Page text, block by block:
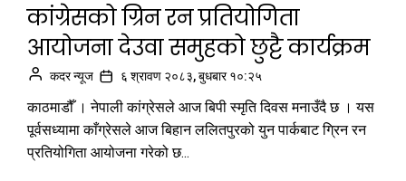
कांग्रेसको ग्रिन रन प्रतियोगिता
आयोजना देउवा समुहको छुट्टै कार्यक्रम
कदर न्यूज ६ श्रावण २०८३, बुधबार १०:२५
काठमाडौँ । नेपाली कांग्रेसले आज बिपी स्मृति दिवस मनाउँदै छ । यस
पूर्वसध्यामा काँग्रेसले आज बिहान ललितपुरको युन पार्कबाट ग्रिन रन
प्रतियोगिता आयोजना गरेको छ...